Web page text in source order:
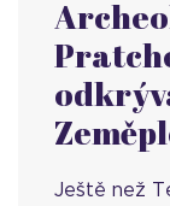
Ještě než